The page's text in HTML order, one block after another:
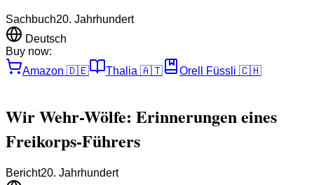
Sachbuch20. Jahrhundert
Deutsch
Buy now:
Amazon 🇩🇪 Thalia 🇦🇹 Orell Füssli 🇨🇭
Wir Wehr-Wölfe: Erinnerungen eines
Freikorps-Führers
Bericht20. Jahrhundert